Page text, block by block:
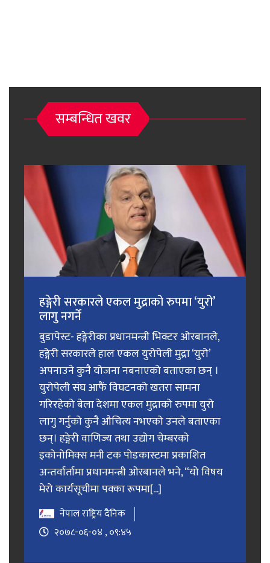
सम्बन्धित खवर
हङ्गेरी सरकारले एकल मुद्राको रुपमा ‘युरो’
लागु नगर्ने
बुडापेस्ट- हङ्गेरीका प्रधानमन्त्री भिक्टर ओरबानले,
हङ्गेरी सरकारले हाल एकल युरोपेली मुद्रा ‘युरो’
अपनाउने कुनै योजना नबनाएको बताएका छन् ।
युरोपेली संघ आफैं विघटनको खतरा सामना
गरिरहेको बेला देशमा एकल मुद्राको रुपमा युरो
लागु गर्नुको कुनै औचित्य नभएको उनले बताएका
छन्। हङ्गेरी वाणिज्य तथा उद्योग चेम्बरको
इकोनोमिक्स मनी टक पोडकास्टमा प्रकाशित
अन्तर्वार्तामा प्रधानमन्त्री ओरबानले भने, “यो विषय
मेरो कार्यसूचीमा पक्का रूपमा[...]
नेपाल राष्ट्रिय दैनिक
२०७८-०६-०४ , ०९:४५